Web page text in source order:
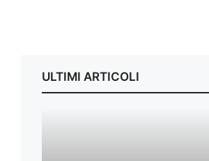
ULTIMI ARTICOLI